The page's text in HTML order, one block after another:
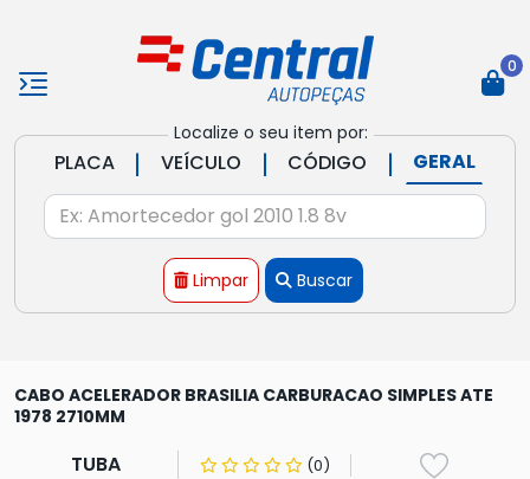
Localize o seu item por:
PLACA | VEÍCULO | CÓDIGO | GERAL
Limpar Buscar
0
CABO ACELERADOR BRASILIA CARBURACAO SIMPLES ATE
1978 2710MM
TUBA (0)